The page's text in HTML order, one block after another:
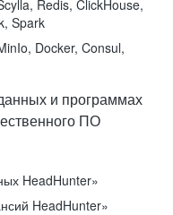
Redis, ClickHouse,
Spark
Docker, Consul,
и программах
ПО
HeadHunter»
HeadHunter»